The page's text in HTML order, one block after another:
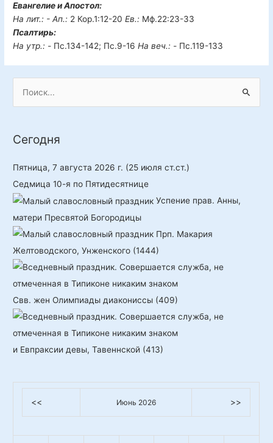
Евангелие и Апостол:
На лит.: -Ап.: 2 Кор.1:12-20 Ев.: Мф.22:23-33
Псалтирь:
На утр.: - Пс.134-142; Пс.9-16 На веч.: - Пс.119-133
с
Сегодня
Пятница, 7 августа 2026 г. (25 июля ст.ст.)
Седмица 10-я по Пятидесятнице
Успение прав. Анны,
матери Пресвятой Богородицы
Прп. Макария
Желтоводского, Унженского (1444)
Свв. жен Олимпиады диакониссы (409)
и Евпраксии девы, Тавеннской (413)
<< Июнь 2026 >>